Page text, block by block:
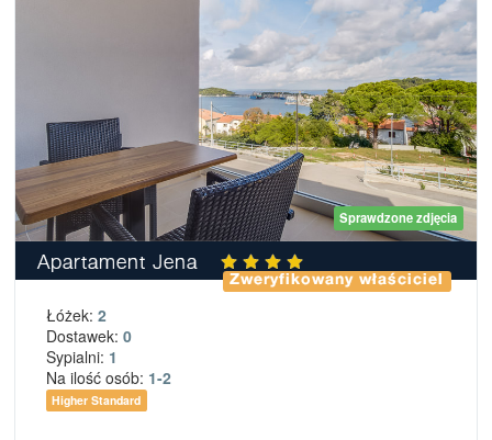
Sprawdzone zdjęcia
Apartament Jena
Zweryfikowany właściciel
Łóżek: 2
Dostawek: 0
Sypialni: 1
Na ilość osób: 1-2
Higher Standard